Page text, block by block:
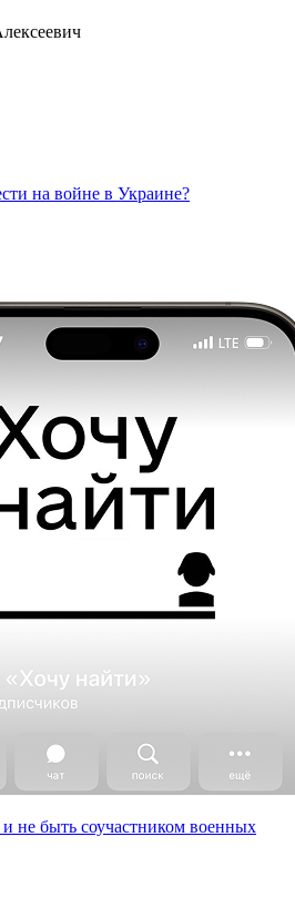
на войне в Украине?
не быть соучастником военных